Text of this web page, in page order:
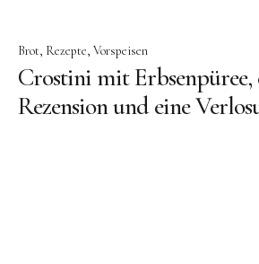
Hauptgerichte
Brot Rezepte Vorspeisen
Crostini mit Erbsenpüree,
Rezension und eine